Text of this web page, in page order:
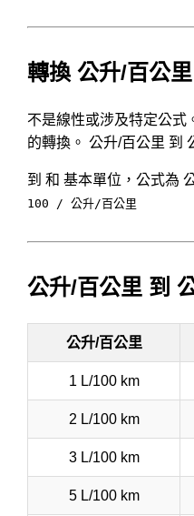
轉換 公升/百公
不是線性或涉及特定公式
的轉換。 公升/百公里 到
到 和 基本單位，公式為
100 / 公升/百公里
公升/百公里 到
公升/百公里
1 L/100 km
2 L/100 km
3 L/100 km
5 L/100 km